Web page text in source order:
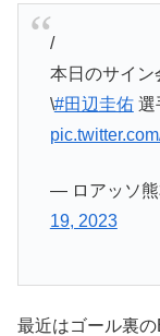
/
本日のサイン
\#田辺圭佑選
— ロアッソ熊
19, 2023
最近はゴール裏